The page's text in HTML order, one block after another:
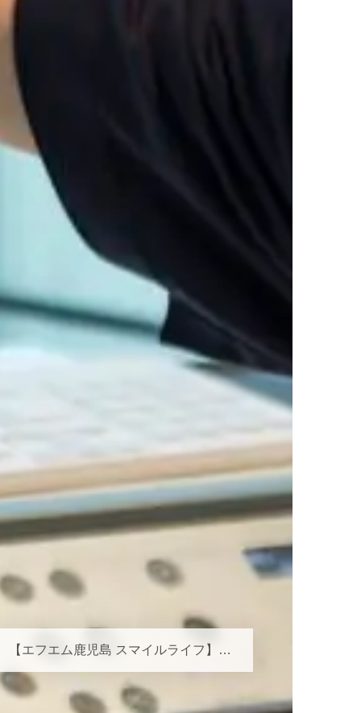
【エフエム鹿児島 スマイルライフ】オーラルフレイルとは？お口の小さな衰えを見逃さないために